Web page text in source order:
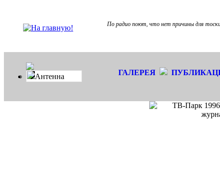
По радио поют, что нет причины для
Антенна ГАЛЕРЕЯ